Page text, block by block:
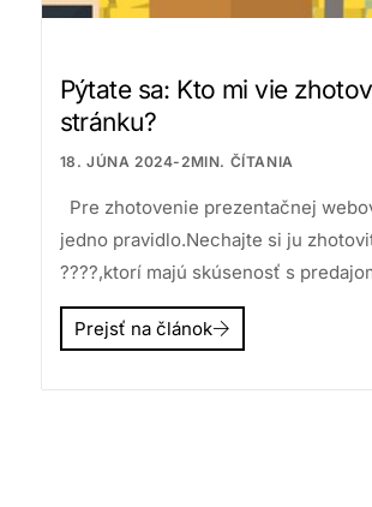
Pýtate sa: Kto mi vie
stránku?
18. JÚNA 2024-2MIN. ČÍTANIA
Pre zhotovenie prezentačnej
jedno pravidlo.Nechajte si ju
????,ktorí majú skúsenosť s
Prejsť na článok